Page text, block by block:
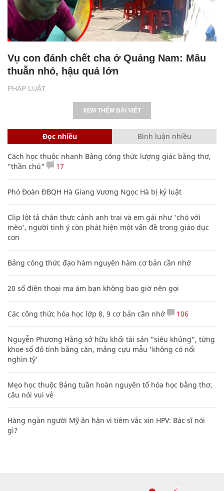
PHÁP LUẬT
Vụ con đánh chết cha ở Quảng Nam: Mâu
thuẫn nhỏ, hậu quả lớn
XEM THÊM BÀI VIẾT
Đọc nhiều Bình luận nhiều
Cách học thuộc nhanh Bảng công thức lượng giác bằng thơ,
"thần chú"
17
Phó Đoàn ĐBQH Hà Giang Vương Ngọc Hà bị kỷ luật
Clip lột tả chân thực cảnh anh trai và em gái như 'chó với
mèo', người tinh ý còn phát hiện một vấn đề trong giáo dục
con
Bảng công thức đạo hàm nguyên hàm cơ bản cần nhớ
20 số điện thoại ma ám bạn không bao giờ nên gọi
Các công thức hóa học lớp 8, 9 cơ bản cần nhớ 106
Nguyễn Phương Hằng sở hữu khối tài sản "siêu khủng", từng
khoe sổ đỏ tính bằng cân, mắng cựu mẫu 'không có nổi
nghìn tỷ'
Mẹo học thuộc Bảng tuần hoàn nguyên tố hóa học bằng thơ,
câu nói vui vẻ
Hàng ngàn người Mỹ ân hận vì tiêm vắc xin HPV: Bác sĩ nói
gì?